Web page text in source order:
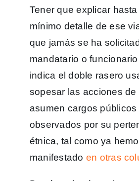
Tener que explicar
mínimo detalle de ese
que jamás se ha
mandatario o
indica el doble rasero
sopesar las acciones de
asumen cargos públicos
observados por su
étnica, tal como ya
manifestado en otras